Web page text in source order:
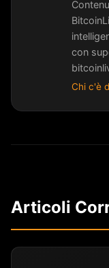
con
Chi c'è
Articoli